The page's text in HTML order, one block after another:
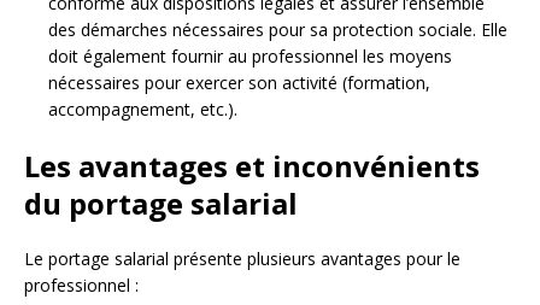
des démarches nécessaires pour sa protection sociale. Elle
doit également fournir au professionnel les moyens
nécessaires pour exercer son activité (formation,
accompagnement, etc.).
Les avantages et inconvénients
du portage salarial
Le portage salarial présente plusieurs avantages pour le
professionnel :